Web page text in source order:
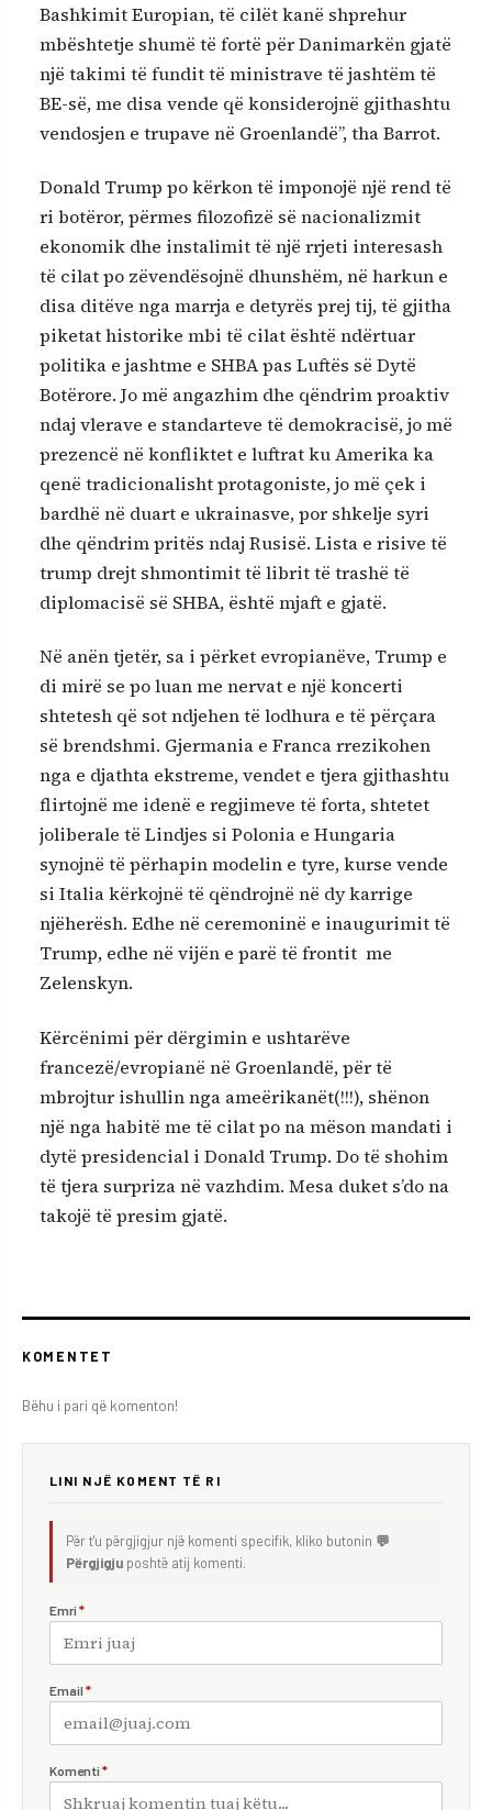
Bashkimit Europian, të cilët kanë shprehur
mbështetje shumë të fortë për Danimarkën gjatë
një takimi të fundit të ministrave të jashtëm të
BE-së, me disa vende që konsiderojnë gjithashtu
vendosjen e trupave në Groenlandë”, tha Barrot.
Donald Trump po kërkon të imponojë një rend të
ri botëror, përmes filozofizë së nacionalizmit
ekonomik dhe instalimit të një rrjeti interesash
të cilat po zëvendësojnë dhunshëm, në harkun e
disa ditëve nga marrja e detyrës prej tij, të gjitha
piketat historike mbi të cilat është ndërtuar
politika e jashtme e SHBA pas Luftës së Dytë
Botërore. Jo më angazhim dhe qëndrim proaktiv
ndaj vlerave e standarteve të demokracisë, jo më
prezencë në konfliktet e luftrat ku Amerika ka
qenë tradicionalisht protagoniste, jo më çek i
bardhë në duart e ukrainasve, por shkelje syri
dhe qëndrim pritës ndaj Rusisë. Lista e risive të
trump drejt shmontimit të librit të trashë të
diplomacisë së SHBA, është mjaft e gjatë.
Në anën tjetër, sa i përket evropianëve, Trump e
di mirë se po luan me nervat e një koncerti
shtetesh që sot ndjehen të lodhura e të përçara
së brendshmi. Gjermania e Franca rrezikohen
nga e djathta ekstreme, vendet e tjera gjithashtu
flirtojnë me idenë e regjimeve të forta, shtetet
joliberale të Lindjes si Polonia e Hungaria
synojnë të përhapin modelin e tyre, kurse vende
si Italia kërkojnë të qëndrojnë në dy karrige
njëherësh. Edhe në ceremoninë e inaugurimit të
Trump, edhe në vijën e parë të frontit me
Zelenskyn.
Kërcënimi për dërgimin e ushtarëve
francezë/evropianë në Groenlandë, për të
mbrojtur ishullin nga ameërikanët(!!!), shënon
një nga habitë me të cilat po na mëson mandati i
dytë presidencial i Donald Trump. Do të shohim
të tjera surpriza në vazhdim. Mesa duket s’do na
takojë të presim gjatë.
KOMENTET
Bëhu i pari që komenton!
LINI NJË KOMENT TË RI
Për t'u përgjigjur një komenti specifik, kliko butonin 💬
Përgjigju poshtë atij komenti.
Emri *
Email *
Komenti *